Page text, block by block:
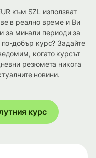
към SZL използват
в реално време и Ви
за минали периоди за
добър курс? Задайте
когато курсът
резюмета никога
новини.
курс